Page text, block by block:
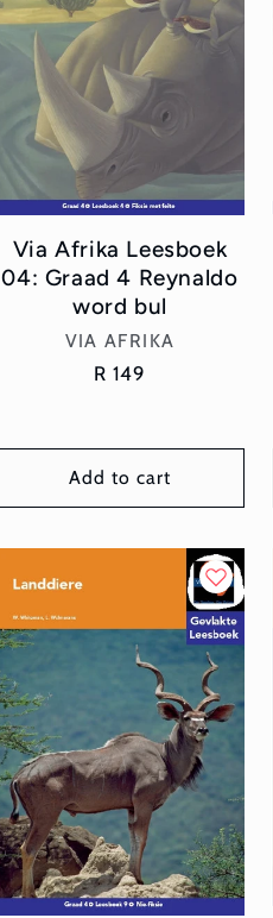
Via Afrika Leesboek
04: Graad 4 Reynaldo
word bul
Vendor:
VIA AFRIKA
Regular
R 149
Add to cart